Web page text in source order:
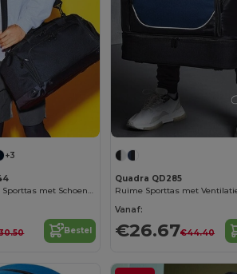
+3
Multifunctionele Sporttas met Schoenenvak
Bestel
Quadra QD285
Vanaf:
€26.67€44.40